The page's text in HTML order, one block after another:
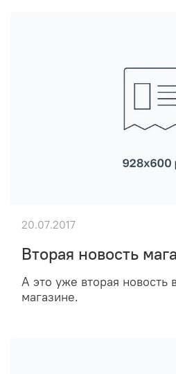
Вторая новость
А это уже вторая новость
магазине.
20.07.2017